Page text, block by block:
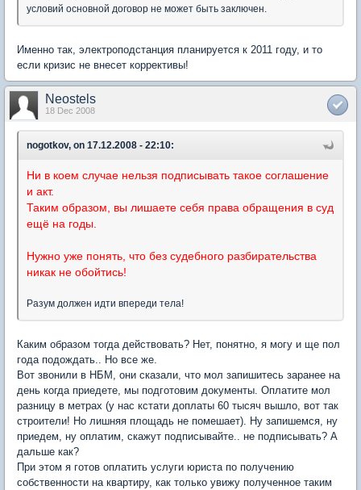
условий основной договор не может быть заключен.
Именно так, электроподстанция планируется к 2011 году, и то
если кризис не внесет коррективы!
Neostels
18 Dec 2008
nogotkov, on 17.12.2008 - 22:10:
Ни в коем случае нельзя подписывать такое соглашение
и акт.
Таким образом, вы лишаете себя права обращения в суд
ещё на годы.
Нужно уже понять, что без судебного разбирательства
никак не обойтись!
Разум должен идти впереди тела!
Каким образом тогда действовать? Нет, понятно, я могу и ще пол
года подождать.. Но все же.
Вот звонили в НБМ, они сказали, что мол запишитесь заранее на
день когда приедете, мы подготовим документы. Оплатите мол
разницу в метрах (у нас кстати доплаты 60 тысяч вышло, вот так
строители! Но лишняя площадь не помешает). Ну запишемся, ну
приедем, ну оплатим, скажут подписывайте.. не подписывать? А
дальше как?
При этом я готов оплатить услуги юриста по получению
собственности на квартиру, как только увижу полученное таким